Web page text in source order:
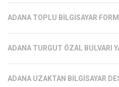
ADANA TOPLU BILGISAYAR
ADANA TURGUT ÖZAL BULVARI
ADANA UZAKTAN BILGISAYAR